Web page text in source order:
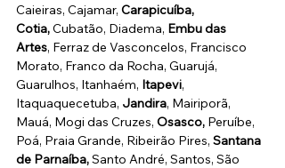
Caieiras, Cajamar, Carapicuíba,
Cotia, Cubatão, Diadema, Embu das
Artes, Ferraz de Vasconcelos, Francisco
Morato, Franco da Rocha, Guarujá,
Guarulhos, Itanhaém, Itapevi,
Itaquaquecetuba, Jandira, Mairiporã,
Mauá, Mogi das Cruzes, Osasco, Peruíbe,
Poá, Praia Grande, Ribeirão Pires, Santana
de Parnaíba, Santo André, Santos, São